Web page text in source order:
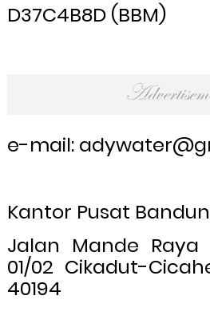
D37C4B8D (BBM)
e-mail:
Kantor Pusat
Jalan Mande Raya
01/02 Cikadut-
40194